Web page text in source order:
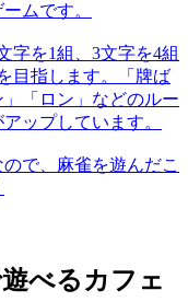
ムです。
字を1組、3文字を4組
目指します。「牌ば
「ロン」などのルー
ップしています。
で、麻雀を遊んだこ
べるカフェ